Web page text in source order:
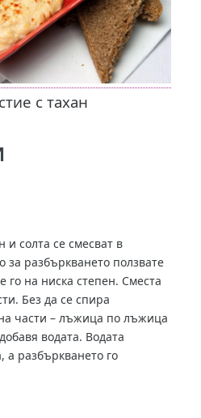
с тахан
и солта се смесват в
за разбъркването ползвате
го на ниска степен. Сместа
Без да се спира
части – лъжица по лъжица
водата. Водата
а разбъркването го